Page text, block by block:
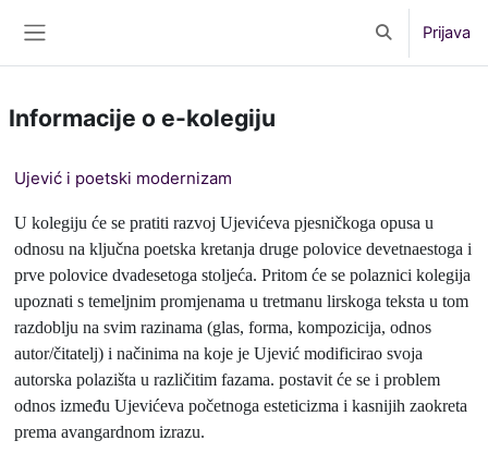
Toggle search
Prijava
Informacije o e-kolegiju
Ujević i poetski modernizam
U kolegiju će se pratiti razvoj Ujevićeva pjesničkoga opusa u
odnosu na ključna poetska kretanja druge polovice devetnaestoga i
prve polovice dvadesetoga stoljeća. Pritom će se polaznici kolegija
upoznati s temeljnim promjenama u tretmanu lirskoga teksta u tom
razdoblju na svim razinama (glas, forma, kompozicija, odnos
autor/čitatelj) i načinima na koje je Ujević modificirao svoja
autorska polazišta u različitim fazama. postavit će se i problem
odnos između Ujevićeva početnoga esteticizma i kasnijih zaokreta
prema avangardnom izrazu.